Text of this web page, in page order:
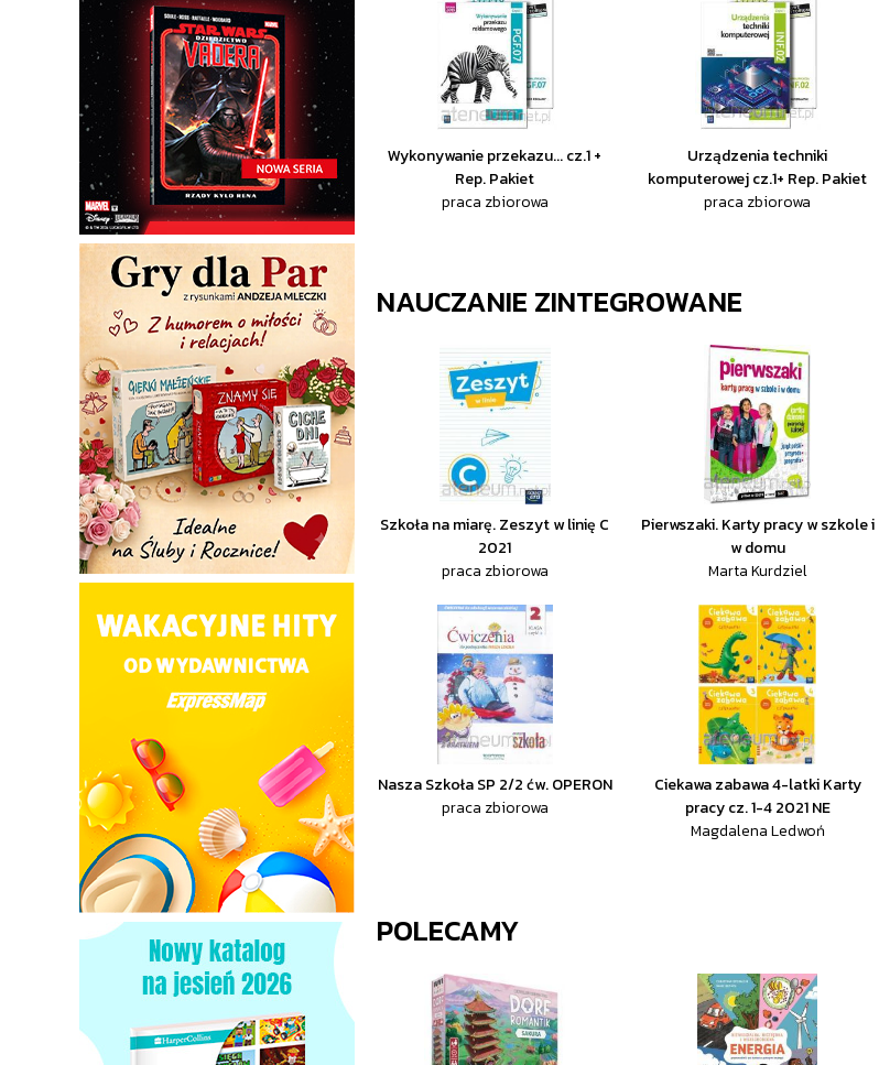
Wykonywanie przekazu... cz.1 +
Rep. Pakiet
praca zbiorowa
Urządzenia techniki
komputerowej cz.1+ Rep. Pakiet
praca zbiorowa
NAUCZANIE ZINTEGROWANE
Szkoła na miarę. Zeszyt w linię C
2021
praca zbiorowa
Pierwszaki. Karty pracy w szkole i
w domu
Marta Kurdziel
Nasza Szkoła SP 2/2 ćw. OPERON
praca zbiorowa
Ciekawa zabawa 4-latki Karty
pracy cz. 1-4 2021 NE
Magdalena Ledwoń
POLECAMY